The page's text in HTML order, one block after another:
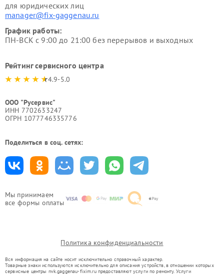
Мы принимаем
все формы оплаты
для юридических лиц
manager@fix-gaggenau.ru
График работы:
ПН-ВСК с 9:00 до 21:00 без перерывов и выходных
Рейтинг сервисного центра
4.9-5.0
ООО "Русервис"
ИНН 7702633247
ОГРН 1077746335776
Поделиться в соц. сетях:
Политика конфиденциальности
Вся информация на сайте носит исключительно справочный характер.
Товарные знаки используются исключительно для описания устройств, в отношении которых
сервисные центры nvk.gaggenau-fixim.ru предоставляют услуги по ремонту. Услуги